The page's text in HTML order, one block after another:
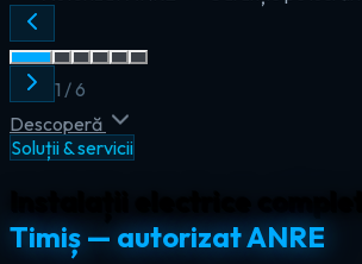
2 /6
Descoperă
Soluții & servicii
Timiș — autorizat ANRE